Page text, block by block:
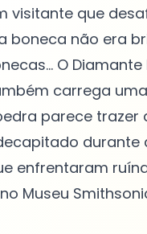
visitante que
boneca não era
O Diamante
carrega
parece trazer
durante
enfrentaram
Museu